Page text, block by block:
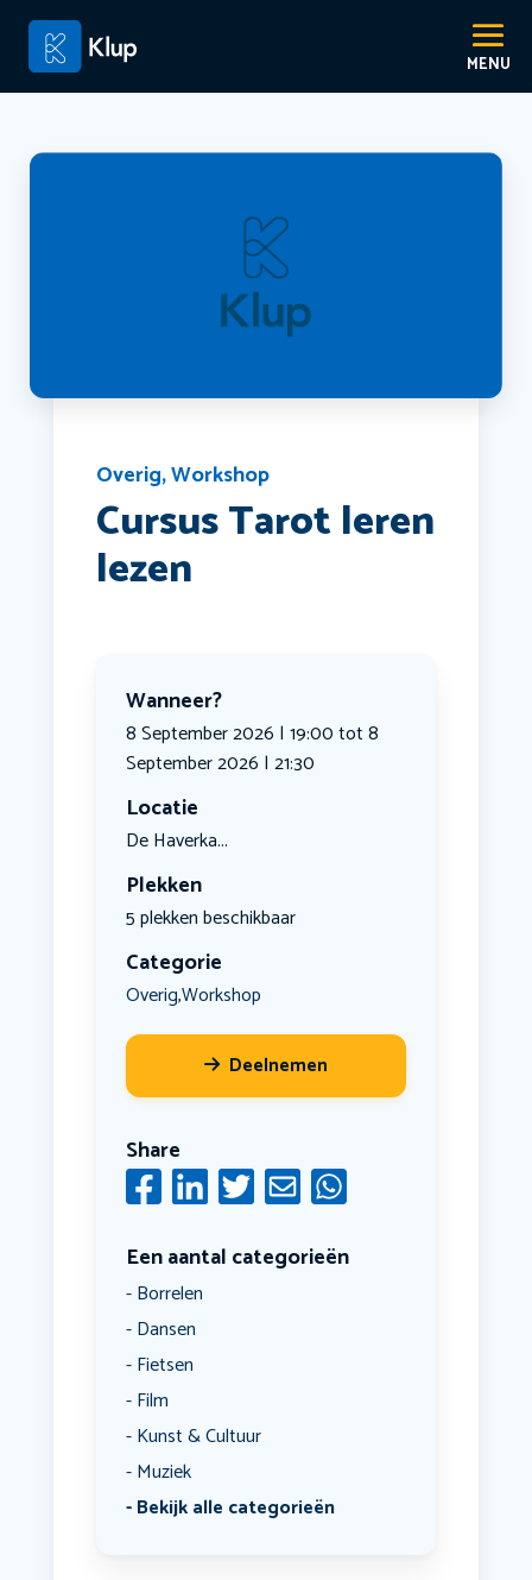
Overig,Workshop
Cursus Tarot leren
lezen
Wanneer?
8 September 2026 | 19:00 tot 8
September 2026 | 21:30
Locatie
De Haverka...
Plekken
5 plekken beschikbaar
Categorie
Overig,Workshop
Deelnemen
Share
Een aantal categorieën
Borrelen
Dansen
Fietsen
Film
Kunst & Cultuur
Muziek
Bekijk alle categorieën